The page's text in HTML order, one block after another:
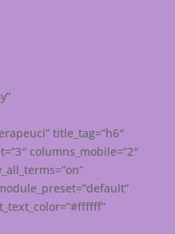
title_tag=”h6″
columns_mobile=”2″